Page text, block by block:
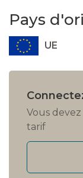
Pays
UE
Vous
tarif